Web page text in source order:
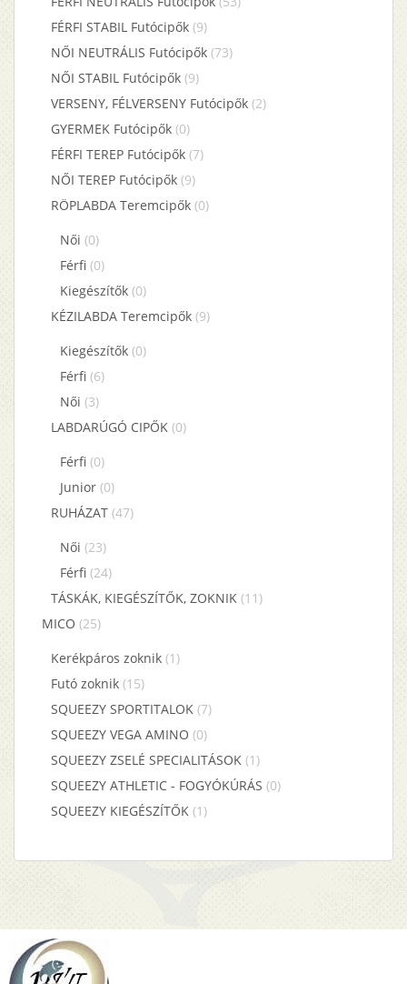
FÉRFI STABIL Futócipők (9)
NŐI NEUTRÁLIS Futócipők (73)
NŐI STABIL Futócipők (9)
VERSENY, FÉLVERSENY Futócipők (2)
GYERMEK Futócipők (0)
FÉRFI TEREP Futócipők (7)
NŐI TEREP Futócipők (9)
RÖPLABDA Teremcipők (0)
Női (0)
Férfi (0)
Kiegészítők (0)
KÉZILABDA Teremcipők (9)
Kiegészítők (0)
Férfi (6)
Női (3)
LABDARÚGÓ CIPŐK (0)
Férfi (0)
Junior (0)
RUHÁZAT (47)
Női (23)
Férfi (24)
TÁSKÁK, KIEGÉSZÍTŐK, ZOKNIK (11)
MICO (25)
Kerékpáros zoknik (1)
Futó zoknik (15)
SQUEEZY SPORTITALOK (7)
SQUEEZY VEGA AMINO (0)
SQUEEZY ZSELÉ SPECIALITÁSOK (1)
SQUEEZY ATHLETIC - FOGYÓKÚRÁS (0)
SQUEEZY KIEGÉSZÍTŐK (1)